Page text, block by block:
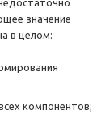
значение
в целом:
компонентов;